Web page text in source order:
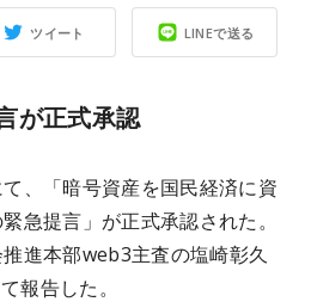
ツイート LINEで送る
が正式承認
、「暗号資産を国民経済に資
急提言」が正式承認された。
進本部web3主査の塩崎彰久
報告した。